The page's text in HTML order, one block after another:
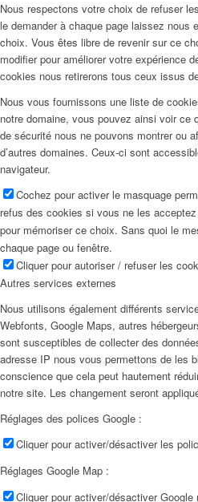
Nous respectons votre choix de refuser
le demander à chaque page laissez nous
choix. Vous êtes libre de revenir sur ce
modifier pour améliorer votre expérience
cookies nous retirerons tous ceux issus
Nous vous fournissons une liste de
notre domaine, vous pouvez ainsi voir
de sécurité nous ne pouvons montrer ou
d’autres domaines. Ceux-ci sont
navigateur.
Cochez pour activer le masquage
refus des cookies si vous ne les
pour mémoriser ce choix. Sans quoi le
chaque page ou fenêtre.
Cliquer pour autoriser / refuser les
Autres services externes
Nous utilisons également différents
Webfonts, Google Maps, autres
sont susceptibles de collecter des
adresse IP nous vous permettons de les
conscience que cela peut hautement
notre site. Les changement seront
Réglages des polices Google :
Cliquer pour activer/désactiver les
Réglages Google Map :
Cliquer pour activer/désactiver Google